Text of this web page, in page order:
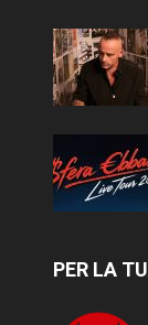
PER LA